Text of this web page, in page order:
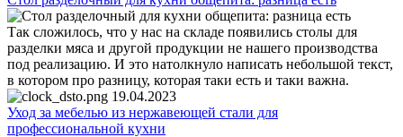
Так сложилось, что у нас на складе появились столы для
разделки мяса и другой продукции не нашего производства
под реализацию. И это натолкнуло написать небольшой текст,
в котором про разницу, которая таки есть и таки важна.
19.04.2023
Уход за мебелью из нержавеющей стали для
профессиональной кухни